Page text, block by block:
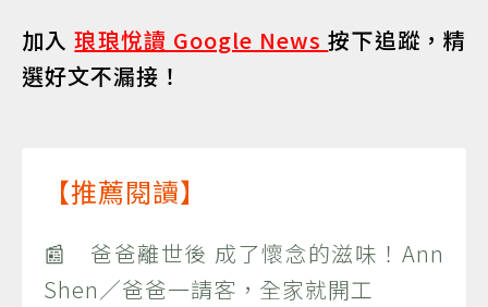
加入琅琅悅讀 Google News按下追蹤，精
選好文不漏接！
【推薦閱讀】
📰 爸爸離世後 成了懷念的滋味！Ann
Shen／爸爸一請客，全家就開工